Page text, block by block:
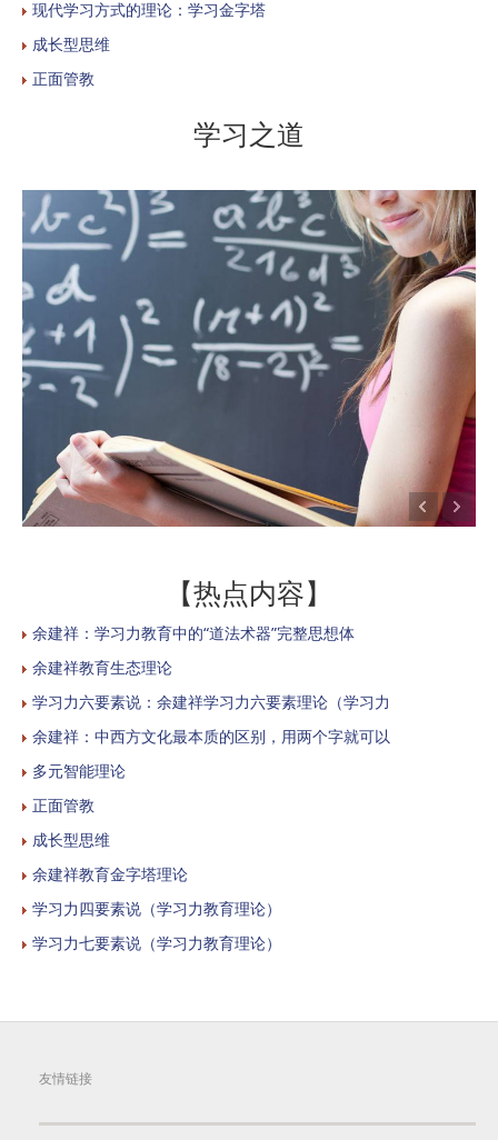
现代学习方式的理论：学习金字塔
成长型思维
正面管教
学习之道
【热点内容】
余建祥：学习力教育中的“道法术器”完整思想体
余建祥教育生态理论
学习力六要素说：余建祥学习力六要素理论（学习力
余建祥：中西方文化最本质的区别，用两个字就可以
多元智能理论
正面管教
成长型思维
余建祥教育金字塔理论
学习力四要素说（学习力教育理论）
学习力七要素说（学习力教育理论）
友情链接